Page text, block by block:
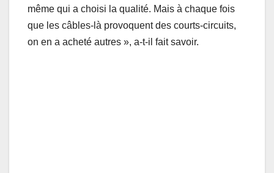
même qui a choisi la qualité. Mais à chaque fois
que les câbles-là provoquent des courts-circuits,
on en a acheté autres », a-t-il fait savoir.